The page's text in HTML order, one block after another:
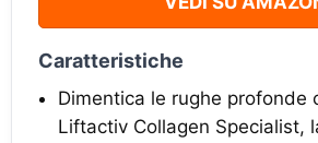
Caratteristiche
Dimentica le rughe profonde
Liftactiv Collagen Specialist,